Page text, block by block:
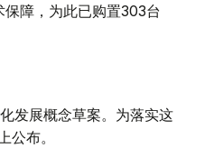
障，为此已购置303台
发展概念草案。为落实这
布。